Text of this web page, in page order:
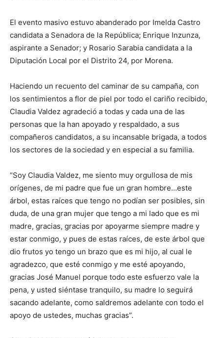
El evento masivo estuvo abanderado por Imelda Castro
candidata a Senadora de la República; Enrique Inzunza,
aspirante a Senador; y Rosario Sarabia candidata a la
Diputación Local por el Distrito 24, por Morena.
Haciendo un recuento del caminar de su campaña, con
los sentimientos a flor de piel por todo el cariño recibido,
Claudia Valdez agradeció a todas y cada una de las
personas que la han apoyado y respaldado, a sus
compañeros candidatos, a su incansable brigada, a todos
los sectores de la sociedad y en especial a su familia.
“Soy Claudia Valdez, me siento muy orgullosa de mis
orígenes, de mi padre que fue un gran hombre…este
árbol, estas raíces que tengo no podían ser posibles, sin
duda, de una gran mujer que tengo a mi lado que es mi
madre, gracias, gracias por apoyarme siempre madre y
estar conmigo, y pues de estas raíces, de este árbol que
dio frutos yo tengo un brazo que es mi hijo, al cual le
agradezco, que esté conmigo y me esté apoyando,
gracias José Manuel porque todo este esfuerzo vale la
pena, y usted siéntase tranquilo, su madre lo seguirá
sacando adelante, como saldremos adelante con todo el
apoyo de ustedes, muchas gracias”.